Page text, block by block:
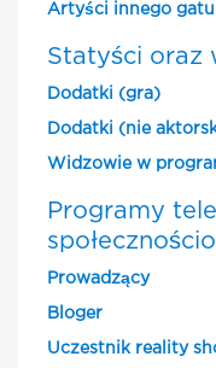
Artyści innego
Statyści oraz
Dodatki (gra)
Dodatki (nie
Widzowie w
Programy
Prowadzący
Bloger
Uczestnik reality